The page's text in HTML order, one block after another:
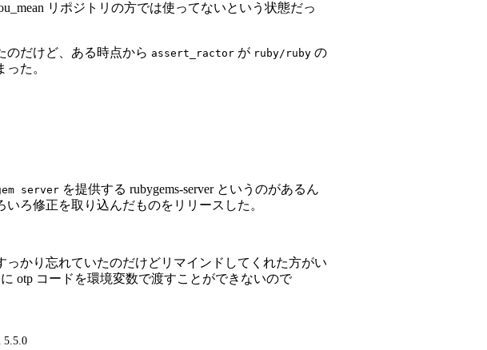
リポジトリの方では使ってないという状態だっ
のだけど、ある時点から assert_ractor が ruby/ruby の
た。
server を提供する rubygems-server というのがあるん
ろ修正を取り込んだものをリリースした。
かり忘れていたのだけどリマインドしてくれた方がい
otp コードを環境変数で渡すことができないので
5.5.0